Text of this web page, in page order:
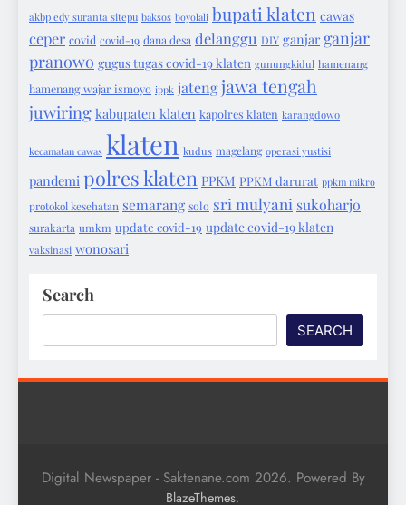
akbp edy suranta sitepu baksos boyolali bupati klaten cawas
ceper covid covid-19 dana desa delanggu DIY ganjar ganjar
pranowo gugus tugas covid-19 klaten gunungkidul hamenang
hamenang wajar ismoyo ippk jatengjawa tengah
juwiring kabupaten klaten kapolres klaten karangdowo
kecamatan cawas klaten kudus magelang operasi yustisi
pandemi polres klaten PPKM PPKM darurat ppkm mikro
protokol kesehatan semarang solo sri mulyani sukoharjo
surakarta umkm update covid-19 update covid-19 klaten
vaksinasi wonosari
Search
SEARCH
Digital Newspaper - Saktenane.com 2026. Powered By
BlazeThemes.